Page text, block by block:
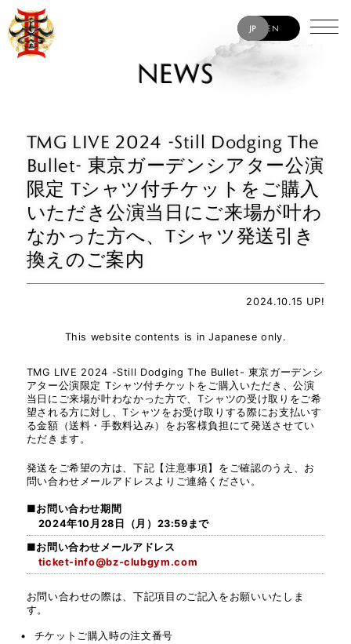
TAK MATSUMOTO
JACK BLADES
ERIC MARTIN
MATT SORUM
YUKIHIDE “YT” TAKIYA
MA
EN
NEWS
TMG LIVE 2024 -Still Dodging The
Bullet- 東京ガーデンシアター公演
限定 Tシャツ付チケットをご購入
いただき公演当日にご来場が叶わ
なかった方へ、Tシャツ発送引き
換えのご案内
2024.10.15 UP!
This website contents is in Japanese only.
TMG LIVE 2024 -Still Dodging The Bullet- 東京ガーデンシ
アター公演限定 Tシャツ付チケットをご購入いただき、公演
当日にご来場が叶わなかった方で、Tシャツの受け取りをご希
望される方に対し、Tシャツをお受け取りする際にお支払いす
る金額（送料・手数料込み）をお客様負担にて発送させてい
ただきます。
発送をご希望の方は、下記【注意事項】をご確認のうえ、お
問い合わせメールアドレスよりご連絡ください。
■お問い合わせ期間
2024年10月28日（月）23:59まで
■お問い合わせメールアドレス
ticket-info@bz-clubgym.com
お問い合わせの際は、下記項目のご記入をお願いいたしま
す。
チケットご購入時の注文番号